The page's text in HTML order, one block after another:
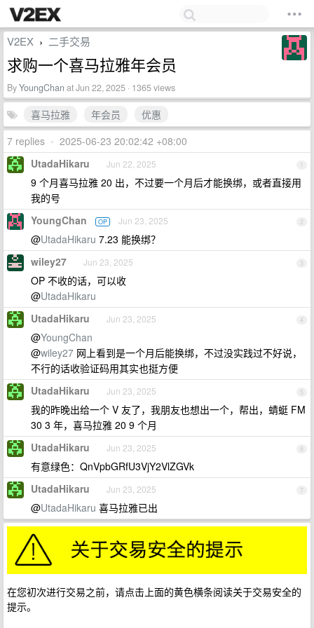
V2EX › 二手交易
求购一个喜马拉雅年会员
ByYoungChan at Jun 22, 2025 · 1365 views
喜马拉雅 年会员
优惠
7 replies • 2025-06-23 20:02:42 +08:00
1
UtadaHikaru Jun 22, 2025
9 个月喜马拉雅 20 出，不过要一个月后才能换绑，或者直接用
我的号
2
YoungChan OP Jun 23, 2025
@UtadaHikaru 7.23 能换绑？
3
wiley27 Jun 23, 2025
OP 不收的话，可以收
@UtadaHikaru
4
UtadaHikaru Jun 23, 2025
@YoungChan
@wiley27 网上看到是一个月后能换绑，不过没实践过不好说，
不行的话收验证码用其实也挺方便
5
UtadaHikaru Jun 23, 2025
我的昨晚出给一个 V 友了，我朋友也想出一个，帮出，蜻蜓 FM
30 3 年，喜马拉雅 20 9 个月
6
UtadaHikaru Jun 23, 2025
有意绿色：QnVpbGRfU3VjY2VlZGVk
7
UtadaHikaru Jun 23, 2025
@UtadaHikaru 喜马拉雅已出
在您初次进行交易之前，请点击上面的黄色横条阅读关于交易安全的
提示。